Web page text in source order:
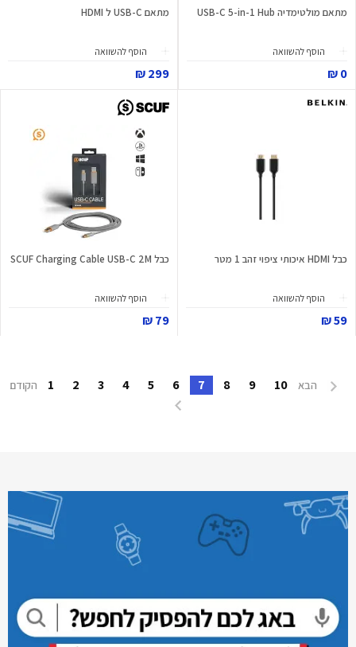
מתאם מולטימדיה USB-C 5-in-1 Hub
הוסף להשוואה
0 ₪
מתאם USB-C ל HDMI
הוסף להשוואה
299 ₪
כבל HDMI איכותי ציפוי זהב 1 מטר
הוסף להשוואה
59 ₪
כבל SCUF Charging Cable USB-C 2M
הוסף להשוואה
79 ₪
הבא 10
9
8
7
6
5
4
3
2
1 הקודם